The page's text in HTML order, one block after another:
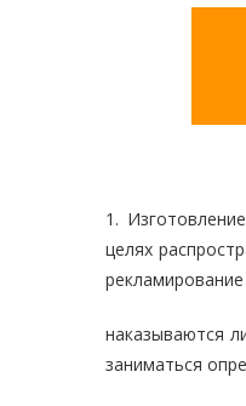
1.
целях
наказываются
заниматься